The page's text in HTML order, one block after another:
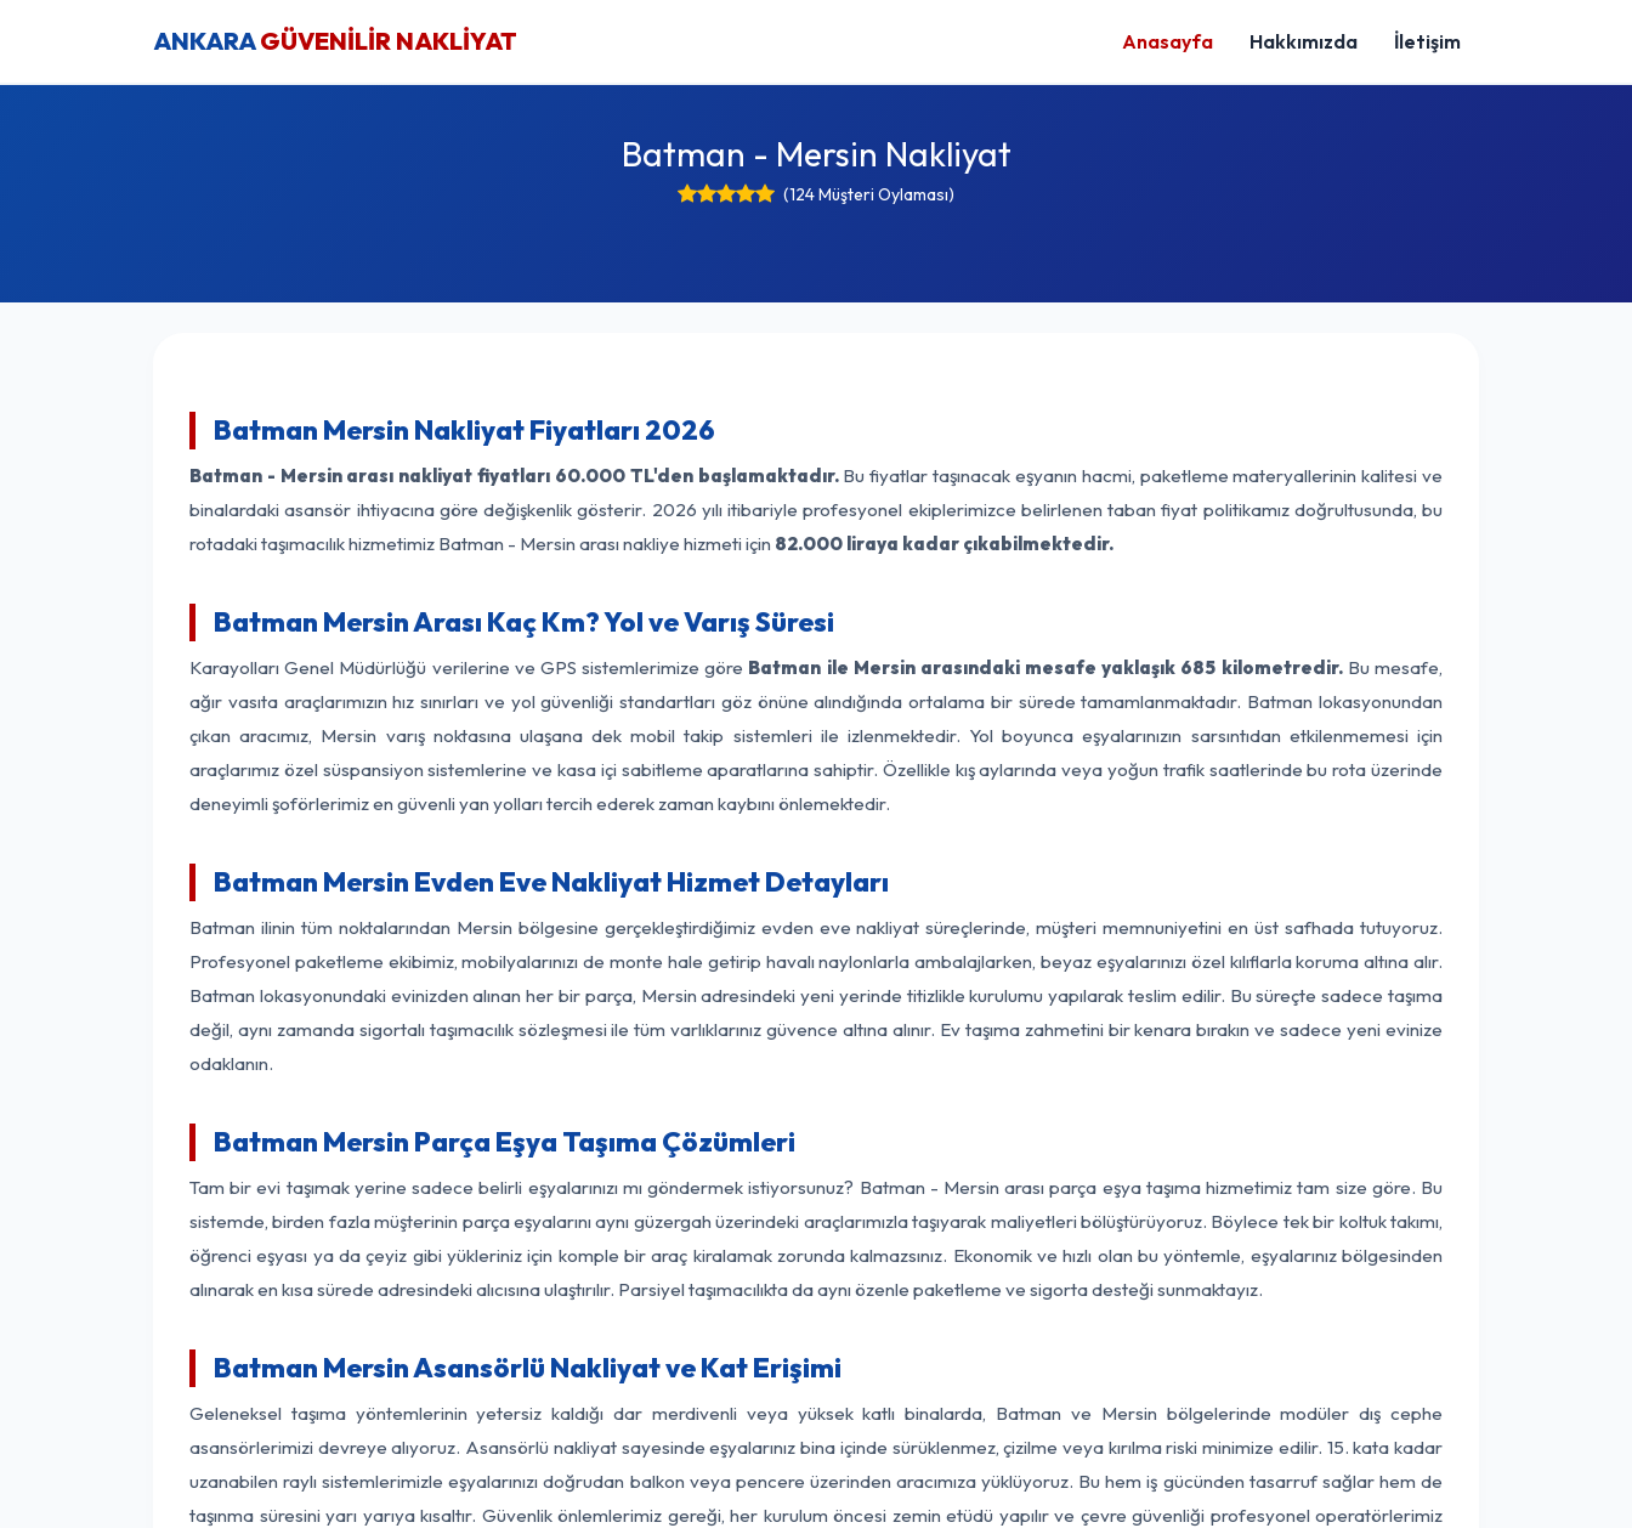
ANKARAGÜVENİLİR NAKLİYAT Anasayfa Hakkımızda İletişim
Batman - Mersin Nakliyat
(124 Müşteri Oylaması)
Batman Mersin Nakliyat Fiyatları 2026
Batman - Mersin arası nakliyat fiyatları 60.000 TL'den başlamaktadır.Bu fiyatlar taşınacak eşyanın hacmi, paketleme materyallerinin kalitesi ve
binalardaki asansör ihtiyacına göre değişkenlik gösterir. 2026 yılı itibariyle profesyonel ekiplerimizce belirlenen taban fiyat politikamız doğrultusunda, bu
rotadaki taşımacılık hizmetimiz Batman - Mersin arası nakliye hizmeti için 82.000 liraya kadar çıkabilmektedir.
Batman Mersin Arası Kaç Km? Yol ve Varış Süresi
Karayolları Genel Müdürlüğü verilerine ve GPS sistemlerimize göre Batman ile Mersin arasındaki mesafe yaklaşık 685 kilometredir.Bu mesafe,
ağır vasıta araçlarımızın hız sınırları ve yol güvenliği standartları göz önüne alındığında ortalama bir sürede tamamlanmaktadır. Batman lokasyonundan
çıkan aracımız, Mersin varış noktasına ulaşana dek mobil takip sistemleri ile izlenmektedir. Yol boyunca eşyalarınızın sarsıntıdan etkilenmemesi için
araçlarımız özel süspansiyon sistemlerine ve kasa içi sabitleme aparatlarına sahiptir. Özellikle kış aylarında veya yoğun trafik saatlerinde bu rota üzerinde
deneyimli şoförlerimiz en güvenli yan yolları tercih ederek zaman kaybını önlemektedir.
Batman Mersin Evden Eve Nakliyat Hizmet Detayları
Batman ilinin tüm noktalarından Mersin bölgesine gerçekleştirdiğimiz evden eve nakliyat süreçlerinde, müşteri memnuniyetini en üst safhada tutuyoruz.
Profesyonel paketleme ekibimiz, mobilyalarınızı de monte hale getirip havalı naylonlarla ambalajlarken, beyaz eşyalarınızı özel kılıflarla koruma altına alır.
Batman lokasyonundaki evinizden alınan her bir parça, Mersin adresindeki yeni yerinde titizlikle kurulumu yapılarak teslim edilir. Bu süreçte sadece taşıma
değil, aynı zamanda sigortalı taşımacılık sözleşmesi ile tüm varlıklarınız güvence altına alınır. Ev taşıma zahmetini bir kenara bırakın ve sadece yeni evinize
odaklanın.
Batman Mersin Parça Eşya Taşıma Çözümleri
Tam bir evi taşımak yerine sadece belirli eşyalarınızı mı göndermek istiyorsunuz? Batman - Mersin arası parça eşya taşıma hizmetimiz tam size göre. Bu
sistemde, birden fazla müşterinin parça eşyalarını aynı güzergah üzerindeki araçlarımızla taşıyarak maliyetleri bölüştürüyoruz. Böylece tek bir koltuk takımı,
öğrenci eşyası ya da çeyiz gibi yükleriniz için komple bir araç kiralamak zorunda kalmazsınız. Ekonomik ve hızlı olan bu yöntemle, eşyalarınız bölgesinden
alınarak en kısa sürede adresindeki alıcısına ulaştırılır. Parsiyel taşımacılıkta da aynı özenle paketleme ve sigorta desteği sunmaktayız.
Batman Mersin Asansörlü Nakliyat ve Kat Erişimi
Geleneksel taşıma yöntemlerinin yetersiz kaldığı dar merdivenli veya yüksek katlı binalarda, Batman ve Mersin bölgelerinde modüler dış cephe
asansörlerimizi devreye alıyoruz. Asansörlü nakliyat sayesinde eşyalarınız bina içinde sürüklenmez, çizilme veya kırılma riski minimize edilir. 15. kata kadar
uzanabilen raylı sistemlerimizle eşyalarınızı doğrudan balkon veya pencere üzerinden aracımıza yüklüyoruz. Bu hem iş gücünden tasarruf sağlar hem de
taşınma süresini yarı yarıya kısaltır. Güvenlik önlemlerimiz gereği, her kurulum öncesi zemin etüdü yapılır ve çevre güvenliği profesyonel operatörlerimiz